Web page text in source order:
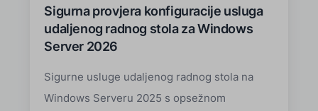
Sigurna provjera konfiguracije usluga
udaljenog radnog stola za Windows
Server 2026
Sigurne usluge udaljenog radnog stola na
Windows Serveru 2025 s opsežnom